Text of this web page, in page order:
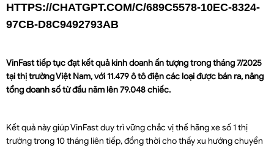
HTTPS://CHATGPT.COM/C/689C5578-10EC-8324-
97CB-D8C9492793AB
VinFast tiếp tục đạt kết quả kinh doanh ấn tượng trong tháng 7/2025
tại thị trường Việt Nam, với 11.479 ô tô điện các loại được bán ra, nâng
tổng doanh số từ đầu năm lên 79.048 chiếc.
Kết quả này giúp VinFast duy trì vững chắc vị thế hãng xe số 1 thị
trường trong 10 tháng liên tiếp, đồng thời cho thấy xu hướng chuyển